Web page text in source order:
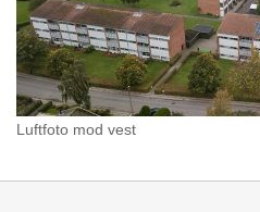
Luftfoto mod vest